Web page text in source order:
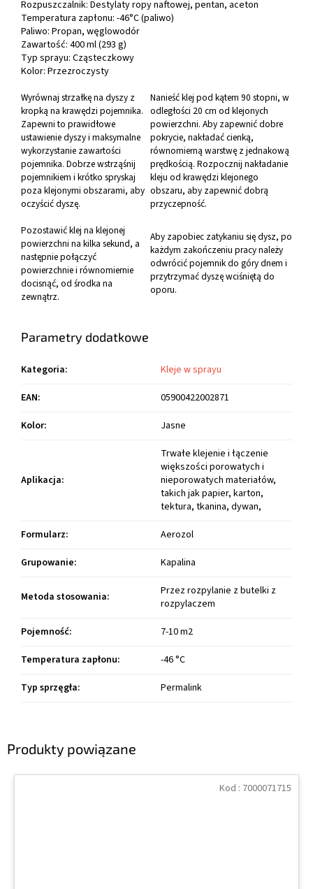
Produkty powiązane
Kod : 7000071715
Rozpuszczalnik: Destylaty ropy naftowej, pentan, aceton
Temperatura zapłonu: -46°C (paliwo)
Paliwo: Propan, węglowodór
Zawartość: 400 ml (293 g)
Typ sprayu: Cząsteczkowy
Kolor: Przezroczysty
Wyrównaj strzałkę na dyszy z
kropką na krawędzi pojemnika.
Zapewni to prawidłowe
ustawienie dyszy i maksymalne
wykorzystanie zawartości
pojemnika. Dobrze wstrząśnij
pojemnikiem i krótko spryskaj
poza klejonymi obszarami, aby
oczyścić dyszę.
Nanieść klej pod kątem 90 stopni, w
odległości 20 cm od klejonych
powierzchni. Aby zapewnić dobre
pokrycie, nakładać cienką,
równomierną warstwę z jednakową
prędkością. Rozpocznij nakładanie
kleju od krawędzi klejonego
obszaru, aby zapewnić dobrą
przyczepność.
Pozostawić klej na klejonej
powierzchni na kilka sekund, a
następnie połączyć
powierzchnie i równomiernie
docisnąć, od środka na
zewnątrz.
Aby zapobiec zatykaniu się dysz, po
każdym zakończeniu pracy należy
odwrócić pojemnik do góry dnem i
przytrzymać dyszę wciśniętą do
oporu.
Parametry dodatkowe
Kategoria:
Kleje w sprayu
EAN:
05900422002871
Kolor: Jasne
Aplikacja:
Trwałe klejenie i łączenie
większości porowatych i
nieporowatych materiałów,
takich jak papier, karton,
tektura, tkanina, dywan,
Formularz:
Aerozol
Grupowanie: Kapalina
Metoda stosowania:
Przez rozpylanie z butelki z
rozpylaczem
Pojemność:
7-10 m2
Temperatura zapłonu:
-46 °C
Typ sprzęgła: Permalink